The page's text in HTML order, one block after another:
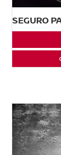
SEGURO